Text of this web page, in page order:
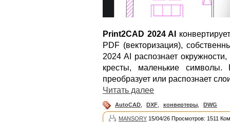
Print2CAD 2024 AI
PDF (векторизация),
2024 AI распознает
кресты, маленькие
преобразует или распознает
Читать далее
AutoCAD DXF конвертеры DWG
MANSORY 15/04/26 Просмотров: 1511